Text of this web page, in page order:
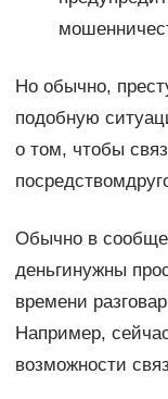
Но обычно,
подобную
о том, чтобы
Обычно в
деньгинужны
времени
Например,
возможности